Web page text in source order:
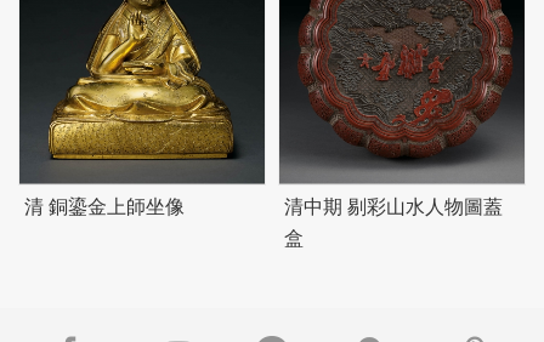
清 銅鎏金上師坐像
清中期 剔彩山水人物圖蓋
盒